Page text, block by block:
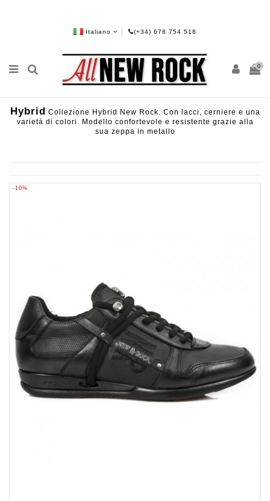
Italiano (+34) 678 754 518
0
Hybrid Collezione Hybrid New Rock. Con lacci, cerniere e una
varietà di colori. Modello confortevole e resistente grazie alla
sua zeppa in metallo
-10%